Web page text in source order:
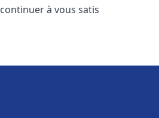
continuer à vous satis